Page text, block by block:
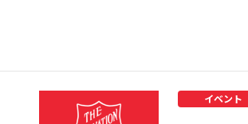
イベント